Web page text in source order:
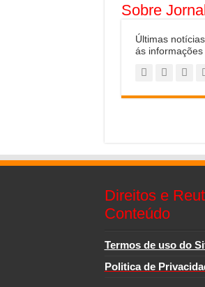
Sobre
Últimas
ás
Direitos e
Conteúdo
Termos de uso do
Politica de